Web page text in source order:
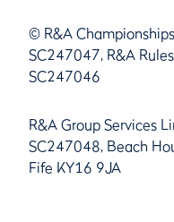
© R&A
SC247047, R&A
SC247046
R&A Group Services
SC247048, Beach
Fife KY16 9JA